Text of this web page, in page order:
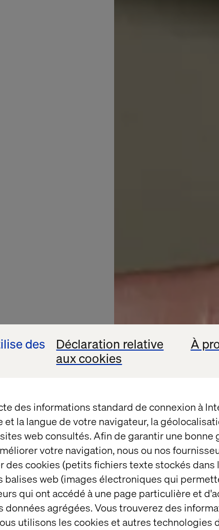
des
Déclaration relative
aux cookies
À
des informations standard de connexion à
et la langue de votre navigateur, la
web consultés. Afin de garantir une
votre navigation, nous ou nos
des cookies (petits fichiers texte stockés dans
balises web (images électroniques qui
qui ont accédé à une page particulière et
données agrégées. Vous trouverez des
utilisons les cookies et autres technologies
LNER
train